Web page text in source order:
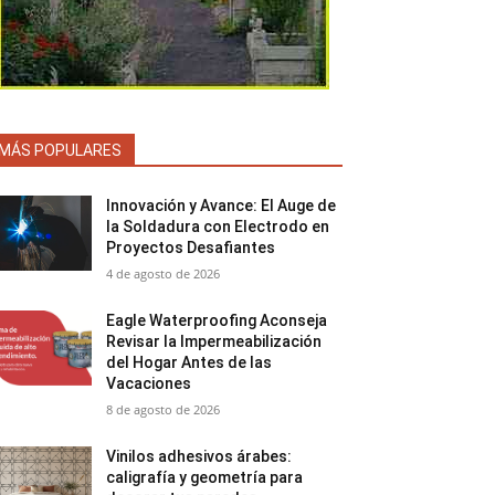
MÁS POPULARES
Innovación y Avance: El Auge de
la Soldadura con Electrodo en
Proyectos Desafiantes
4 de agosto de 2026
Eagle Waterproofing Aconseja
Revisar la Impermeabilización
del Hogar Antes de las
Vacaciones
8 de agosto de 2026
Vinilos adhesivos árabes:
caligrafía y geometría para